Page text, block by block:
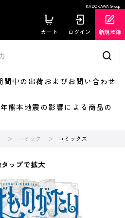
KADOKAWA Group
カート ログイン 新規登録
中の出荷およびお問い合わせ
本地震の影響による商品の
コミック コミックス
ップで拡大